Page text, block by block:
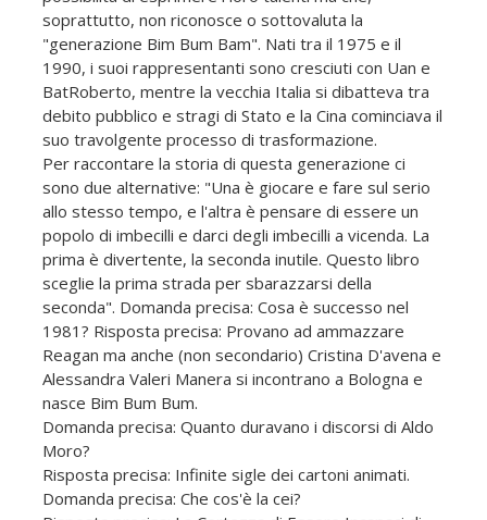
soprattutto, non riconosce o sottovaluta la
"generazione Bim Bum Bam". Nati tra il 1975 e il
1990, i suoi rappresentanti sono cresciuti con Uan e
BatRoberto, mentre la vecchia Italia si dibatteva tra
debito pubblico e stragi di Stato e la Cina cominciava il
suo travolgente processo di trasformazione.
Per raccontare la storia di questa generazione ci
sono due alternative: "Una è giocare e fare sul serio
allo stesso tempo, e l'altra è pensare di essere un
popolo di imbecilli e darci degli imbecilli a vicenda. La
prima è divertente, la seconda inutile. Questo libro
sceglie la prima strada per sbarazzarsi della
seconda". Domanda precisa: Cosa è successo nel
1981? Risposta precisa: Provano ad ammazzare
Reagan ma anche (non secondario) Cristina D'avena e
Alessandra Valeri Manera si incontrano a Bologna e
nasce Bim Bum Bum.
Domanda precisa: Quanto duravano i discorsi di Aldo
Moro?
Risposta precisa: Infinite sigle dei cartoni animati.
Domanda precisa: Che cos'è la cei?